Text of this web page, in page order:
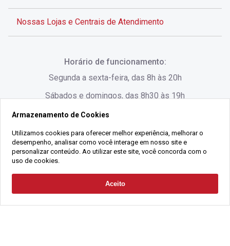
Solicitar Contato
Nossas Lojas e Centrais de Atendimento
Rua Lauro Linhares, 1080 - Trindade, Florianópolis -
SC
(48) 3220-1045
Alameda César Nascimento, 549, Salas 1, 2 e 3 -
Jurerê, - Florianópolis - SC
Horário de funcionamento:
Segunda a sexta-feira, das 8h às 20h
Sábados e domingos, das 8h30 às 19h
2021 Copyright - Gralha Imóveis CRECI 008060/O - Todos os direitos
CNPJ:18.091.083/0001-37
Armazenamento de Cookies
Utilizamos cookies para oferecer melhor experiência, melhorar o
desempenho, analisar como você interage em nosso site e
personalizar conteúdo. Ao utilizar este site, você concorda com o
uso de cookies.
Aceito